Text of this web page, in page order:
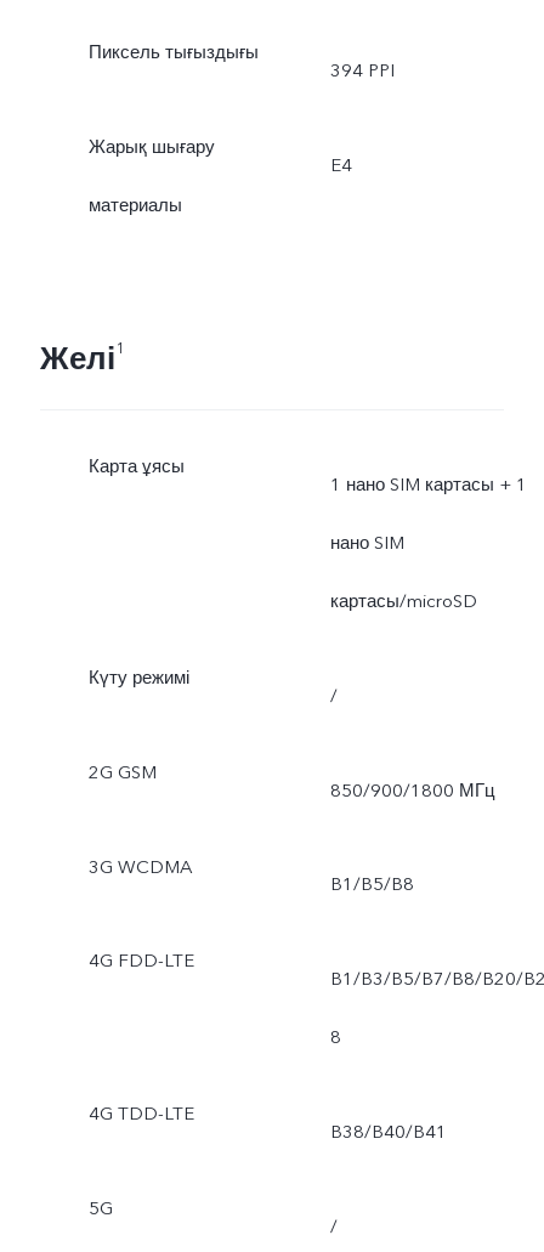
Пиксель тығыздығы
394 PPI
Жарық шығару
материалы
E4
Желі1
Карта ұясы
1 нано SIM картасы + 1
нано SIM
картасы/microSD
Күту режимі
/
2G GSM
850/900/1800 МГц
3G WCDMA
B1/B5/B8
4G FDD-LTE
B1/B3/B5/B7/B8/B20/
8
4G TDD-LTE
B38/B40/B41
5G
/